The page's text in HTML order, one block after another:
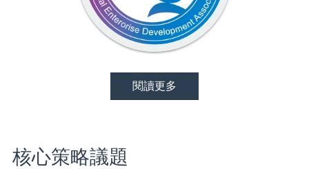
閱讀更多
核心策略議題